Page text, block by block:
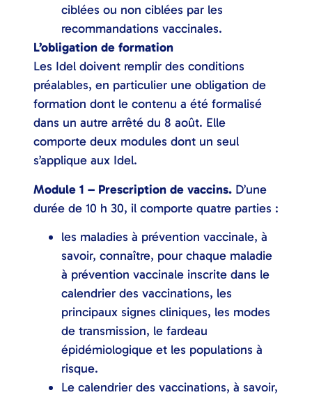
ciblées ou non ciblées par les
recommandations vaccinales.
L’obligation de formation
Les Idel doivent remplir des conditions
préalables, en particulier une obligation de
formation dont le contenu a été formalisé
dans un autre arrêté du 8 août. Elle
comporte deux modules dont un seul
s’applique aux Idel.
Module 1 – Prescription de vaccins. D’une
durée de 10 h 30, il comporte quatre parties :
les maladies à prévention vaccinale, à
savoir, connaître, pour chaque maladie
à prévention vaccinale inscrite dans le
calendrier des vaccinations, les
principaux signes cliniques, les modes
de transmission, le fardeau
épidémiologique et les populations à
risque.
Le calendrier des vaccinations, à savoir,